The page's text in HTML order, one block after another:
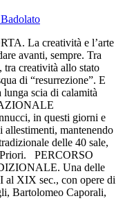
La creatività e l’arte
avanti, sempre. Tra
tra creatività allo stato
di “resurrezione”. E
scia di calamità
in questi giorni e
mantenendo
delle 40 sale,
Priori. PERCORSO
Una delle
al XIX sec., con opere di
Bartolomeo Caporali,